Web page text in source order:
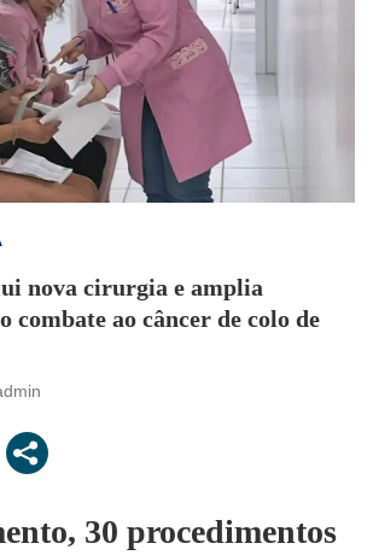
nova cirurgia e amplia
combate ao câncer de colo de
30 procedimentos